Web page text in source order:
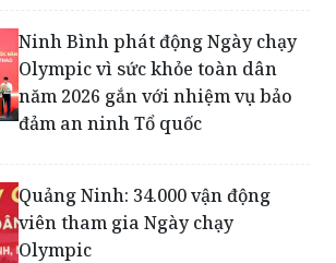
Ninh Bình phát động Ngày chạy
Olympic vì sức khỏe toàn dân
năm 2026 gắn với nhiệm vụ bảo
đảm an ninh Tổ quốc
Quảng Ninh: 34.000 vận động
viên tham gia Ngày chạy
Olympic